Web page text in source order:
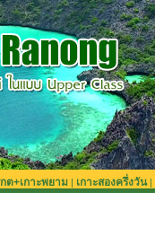
ต+เกาะพยาม | เกาะสองครึ่งวัน|